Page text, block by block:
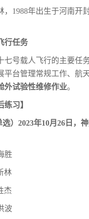
， 1988年出生于河南开
行任务
七号载人飞行的主要任
平台管理常规工作、航
外试验性维修作业。
练习】
选）2023年10月26日，
胜
林
杰
波